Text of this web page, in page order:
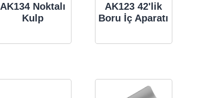
AK134 Noktalı
Kulp
AK123 42'lik
Boru İç Aparatı